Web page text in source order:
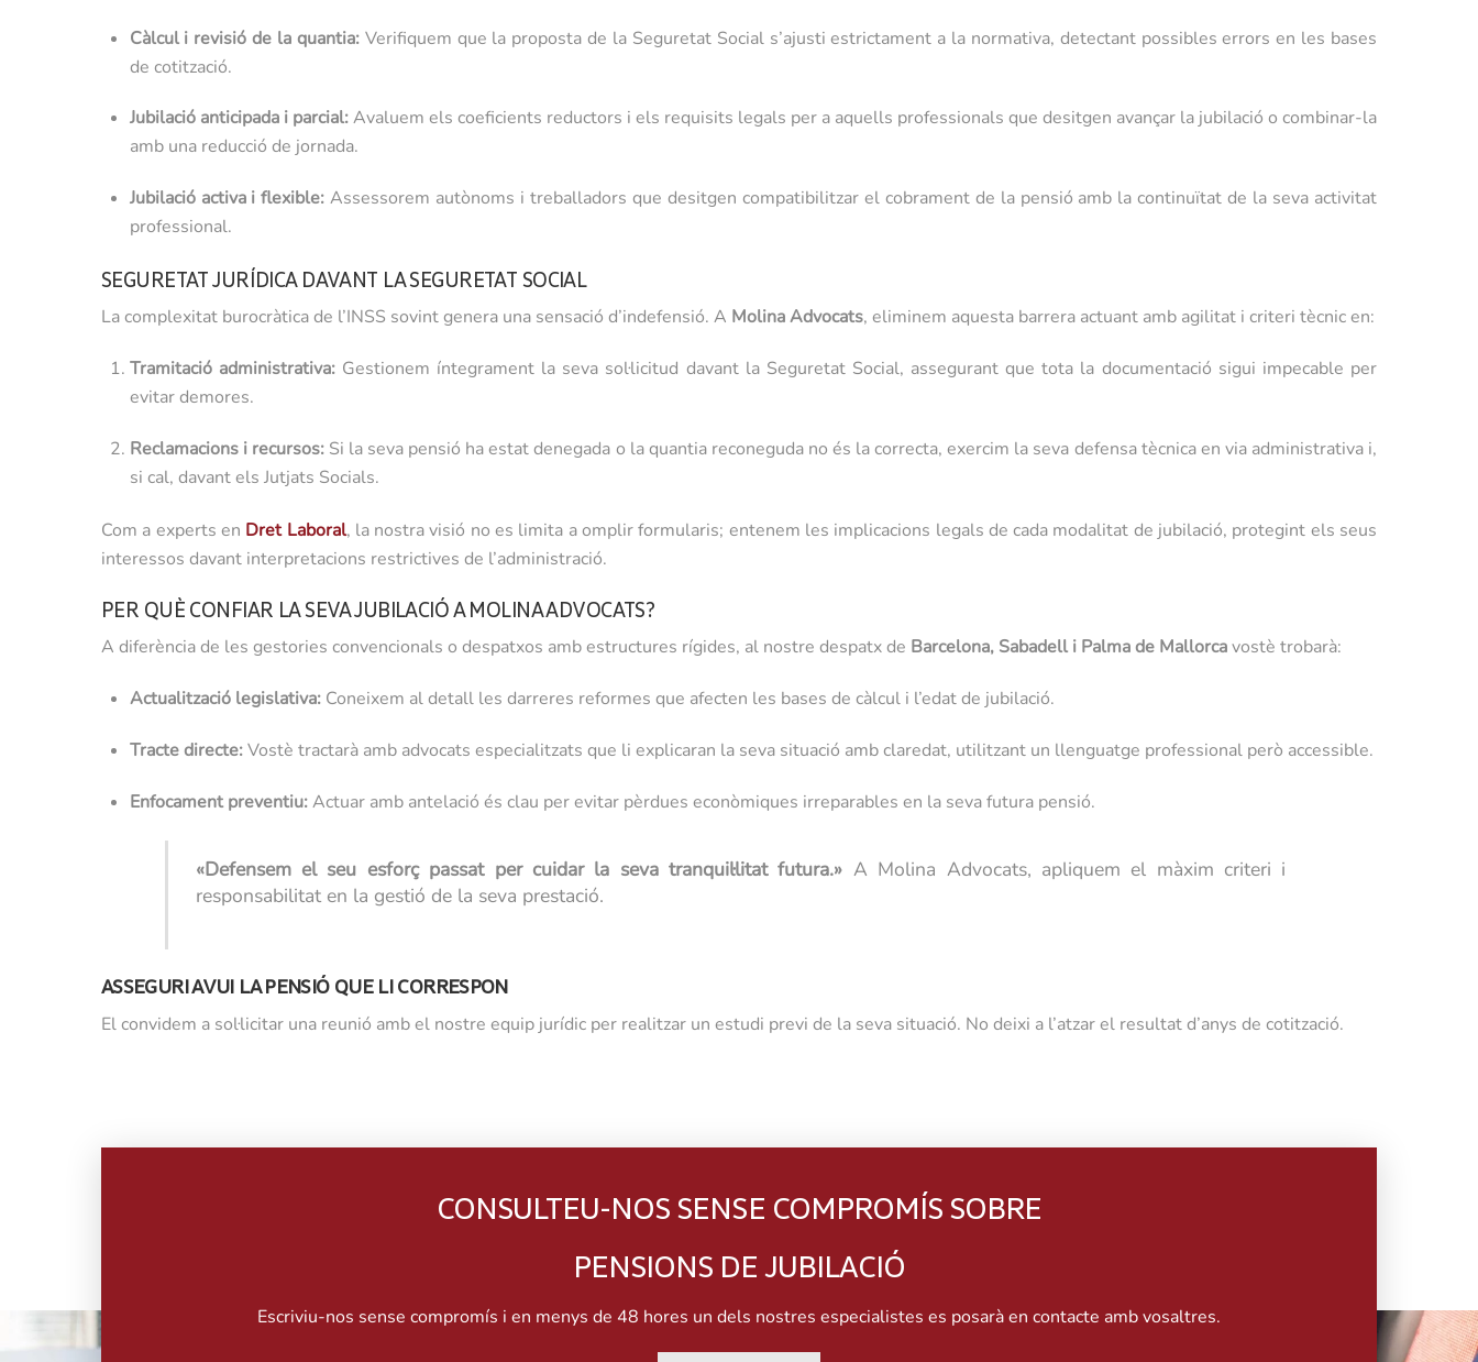
Càlcul i revisió de la quantia:Verifiquem que la proposta de la Seguretat Social s’ajusti estrictament a la normativa, detectant possibles errors en les bases
de cotització.
Jubilació anticipada i parcial:Avaluem els coeficients reductors i els requisits legals per a aquells professionals que desitgen avançar la jubilació o combinar-la
amb una reducció de jornada.
Jubilació activa i flexible: Assessorem autònoms i treballadors que desitgen compatibilitzar el cobrament de la pensió amb la continuïtat de la seva activitat
professional.
SEGURETAT JURÍDICA DAVANT LA SEGURETAT SOCIAL
La complexitat burocràtica de l’INSS sovint genera una sensació d’indefensió. A Molina Advocats, eliminem aquesta barrera actuant amb agilitat i criteri tècnic en:
Tramitació administrativa:Gestionem íntegrament la seva sol·licitud davant la Seguretat Social, assegurant que tota la documentació sigui impecable per
evitar demores.
Reclamacions i recursos:Si la seva pensió ha estat denegada o la quantia reconeguda no és la correcta, exercim la seva defensa tècnica en via administrativa i,
si cal, davant els Jutjats Socials.
Com a experts en Dret Laboral, la nostra visió no es limita a omplir formularis; entenem les implicacions legals de cada modalitat de jubilació, protegint els seus
interessos davant interpretacions restrictives de l’administració.
PER QUÈ CONFIAR LA SEVA JUBILACIÓ A MOLINA ADVOCATS?
A diferència de les gestories convencionals o despatxos amb estructures rígides, al nostre despatx de Barcelona, Sabadell i Palma de Mallorcavostè trobarà:
Actualització legislativa:Coneixem al detall les darreres reformes que afecten les bases de càlcul i l’edat de jubilació.
Tracte directe:Vostè tractarà amb advocats especialitzats que li explicaran la seva situació amb claredat, utilitzant un llenguatge professional però accessible.
Enfocament preventiu:Actuar amb antelació és clau per evitar pèrdues econòmiques irreparables en la seva futura pensió.
«Defensem el seu esforç passat per cuidar la seva tranquil·litat futura.» A Molina Advocats, apliquem el màxim criteri i
responsabilitat en la gestió de la seva prestació.
ASSEGURI AVUI LA PENSIÓ QUE LI CORRESPON
El convidem a sol·licitar una reunió amb el nostre equip jurídic per realitzar un estudi previ de la seva situació. No deixi a l’atzar el resultat d’anys de cotització.
CONSULTEU-NOS SENSE COMPROMÍS SOBRE
PENSIONS DE JUBILACIÓ
Escriviu-nos sense compromís i en menys de 48 hores un dels nostres especialistes es posarà en contacte amb vosaltres.